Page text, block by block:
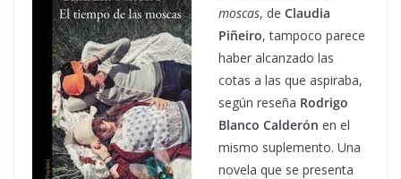
moscas, de Claudia
Piñeiro, tampoco parece
haber alcanzado las
cotas a las que aspiraba,
según reseña Rodrigo
Blanco Calderón en el
mismo suplemento. Una
novela que se presenta